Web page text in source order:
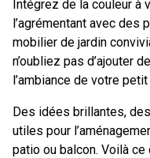
Intégrez de la couleur à
l’agrémentant avec des
mobilier de jardin
n’oubliez pas d’ajouter
l’ambiance de votre
Des idées brillantes,
utiles pour
patio ou balcon. Voilà